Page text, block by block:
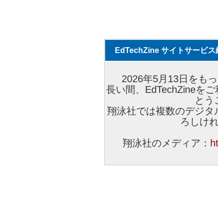
EdTechZine サイトサービス
2026年5月13日をも
長い間、EdTechZineを
とう
翔泳社では複数のデジ
ろしけ
翔泳社のメディア：